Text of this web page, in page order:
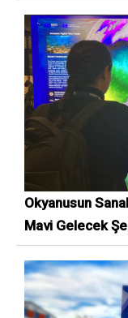
Okyanusun
Mavi Gelecek